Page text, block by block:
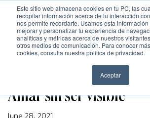
Este sitio web almacena cookies en tu PC, las
recopilar información acerca de tu interacción
nos permite recordarte. Usamos esta
mejorar y personalizar tu experiencia de
analíticas y métricas acerca de nuestros
otros medios de comunicación. Para conocer
cookies, consulta nuestra política de privacidad.
Aceptar
NOVEDADES WILD
Amar sin ser visible
June 28, 2021